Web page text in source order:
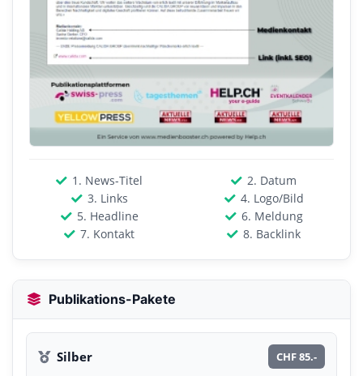
1. News-Titel
2. Datum
3. Links
4. Logo/Bild
5. Headline
6. Meldung
7. Kontakt
8. Backlink
Publikations-Pakete
Silber CHF 85.-